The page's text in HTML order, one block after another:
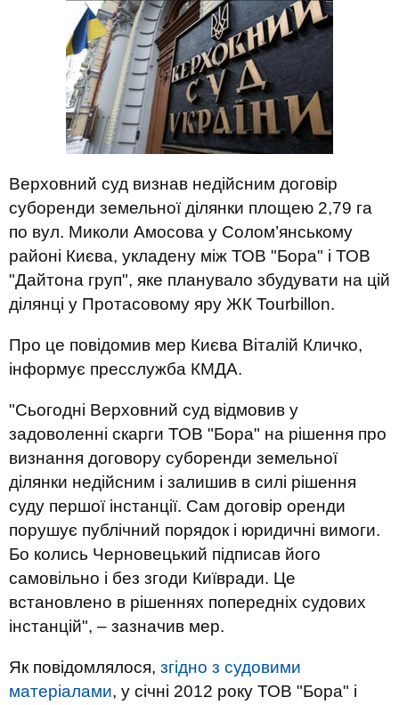
Верховний суд визнав недійсним договір
суборенди земельної ділянки площею 2,79 га
по вул. Миколи Амосова у Солом’янському
районі Києва, укладену між ТОВ "Бора" і ТОВ
"Дайтона груп", яке планувало збудувати на цій
ділянці у Протасовому яру ЖК Tourbillon.
Про це повідомив мер Києва Віталій Кличко,
інформує пресслужба КМДА.
"Сьогодні Верховний суд відмовив у
задоволенні скарги ТОВ "Бора" на рішення про
визнання договору суборенди земельної
ділянки недійсним і залишив в силі рішення
суду першої інстанції. Сам договір оренди
порушує публічний порядок і юридичні вимоги.
Бо колись Черновецький підписав його
самовільно і без згоди Київради. Це
встановлено в рішеннях попередніх судових
інстанцій", – зазначив мер.
Як повідомлялося, згідно з судовими
матеріалами, у січні 2012 року ТОВ "Бора" і